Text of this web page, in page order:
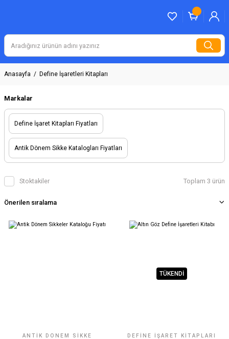
Anasayfa Define İşaretleri Kitapları
Markalar
Define İşaret Kitapları Fiyatları
Antik Dönem Sikke Katalogları Fiyatları
Stoktakiler Toplam 3 ürün
ANTIK DÖNEM SIKKE
TÜKENDİ
DEFINE İŞARET KITAPLARI